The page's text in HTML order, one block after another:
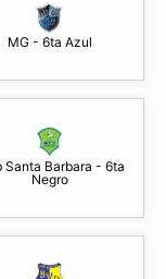
MG - 6ta Azul
Santa Barbara - 6ta
Negro